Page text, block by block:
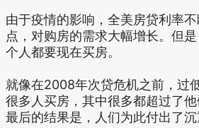
由于疫情的影响，全美房贷利率
点，对购房的需求大幅增长。但
个人都要现在买房。
就像在2008年次贷危机之前，过
很多人买房，其中很多都超过了他
最后的结果是，人们为此付出了沉